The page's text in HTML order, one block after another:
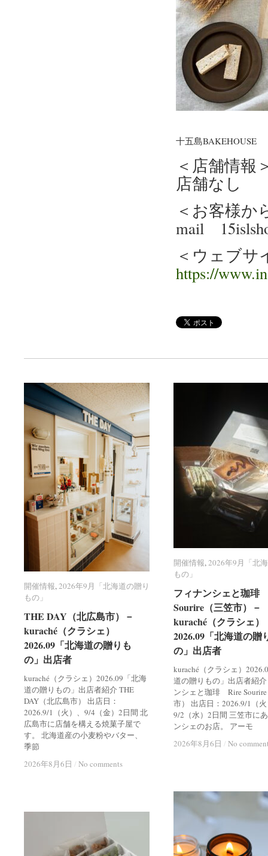
十五島BAKEHOUSE
＜店舗情報
店舗なし
＜お客様か
mail
＜ウェブサ
https://
開催情報,2026年9月「北海道の贈り
もの」
THE DAY（北広島市）－
kuraché（クラシェ）
2026.09「北海道の贈りも
の」出店者
kuraché（クラシェ）2026.09「北海
道の贈りもの」出店者紹介 THE
DAY（北広島市） 出店日：
2026.9/1（火）、9/4（金）2日間 北
広島市に店舗を構える焼菓子屋で
す。 北海道産の小麦粉やバター、
季節
2026年8月6日 / No comments
開催情報 2026年9月「北海道の贈り
もの」
THE DAY（北広島市）－
kuraché（クラシェ）
2026.09「北海道の贈りも
の」出店者
2026年8月6日 / No comments
開催情報,2026年9月「北
もの」
フィナンシェと珈
Sourire（三笠市）－
kuraché（クラシェ）
2026.09「北海道の贈
の」出店者
kuraché（クラシェ）
道の贈りもの」出店者紹
ンシェと珈琲 Rire
市） 出店日：2026.9/1（
9/2（水）2日間 三笠市に
ンシェのお店。 アーモ
2026年8月6日 / No
開催情報 2026年9月「北
もの」
フィナンシェと珈
Sourire（三笠市）－
kuraché（クラシェ）
2026.09「北海道の贈
の」出店者
2026年8月6日 / No